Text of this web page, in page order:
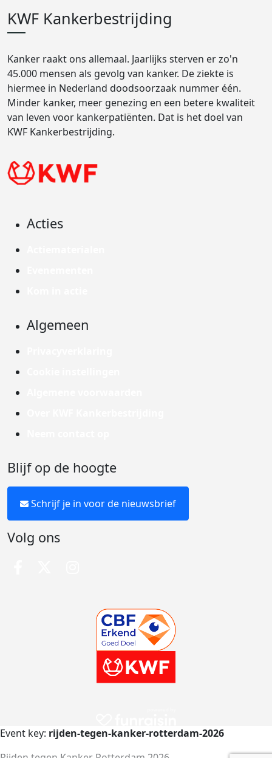
KWF Kankerbestrijding
Kanker raakt ons allemaal. Jaarlijks sterven er zo'n
45.000 mensen als gevolg van kanker. De ziekte is
hiermee in Nederland doodsoorzaak nummer één.
Minder kanker, meer genezing en een betere kwaliteit
van leven voor kankerpatiënten. Dat is het doel van
KWF Kankerbestrijding.
Acties
Algemeen
Blijf op de hoogte
Schrijf je in voor de nieuwsbrief
Volg ons
Event key: rijden-tegen-kanker-rotterdam-2026